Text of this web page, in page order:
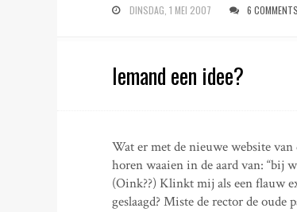
DINSDAG, 1 MEI 2007 6 COMMENTS
Iemand een idee?
Wat er met de nieuwe website
horen waaien in de aard van: “bij
(Oink??) Klinkt mij als een flauw
geslaagd? Miste de rector de oude